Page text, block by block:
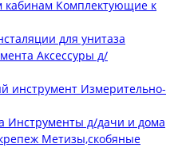
Комплектующие к
для унитаза
Аксессуры д/
Измерительно-
Инструменты д/дачи и дома
Метизы,скобяные